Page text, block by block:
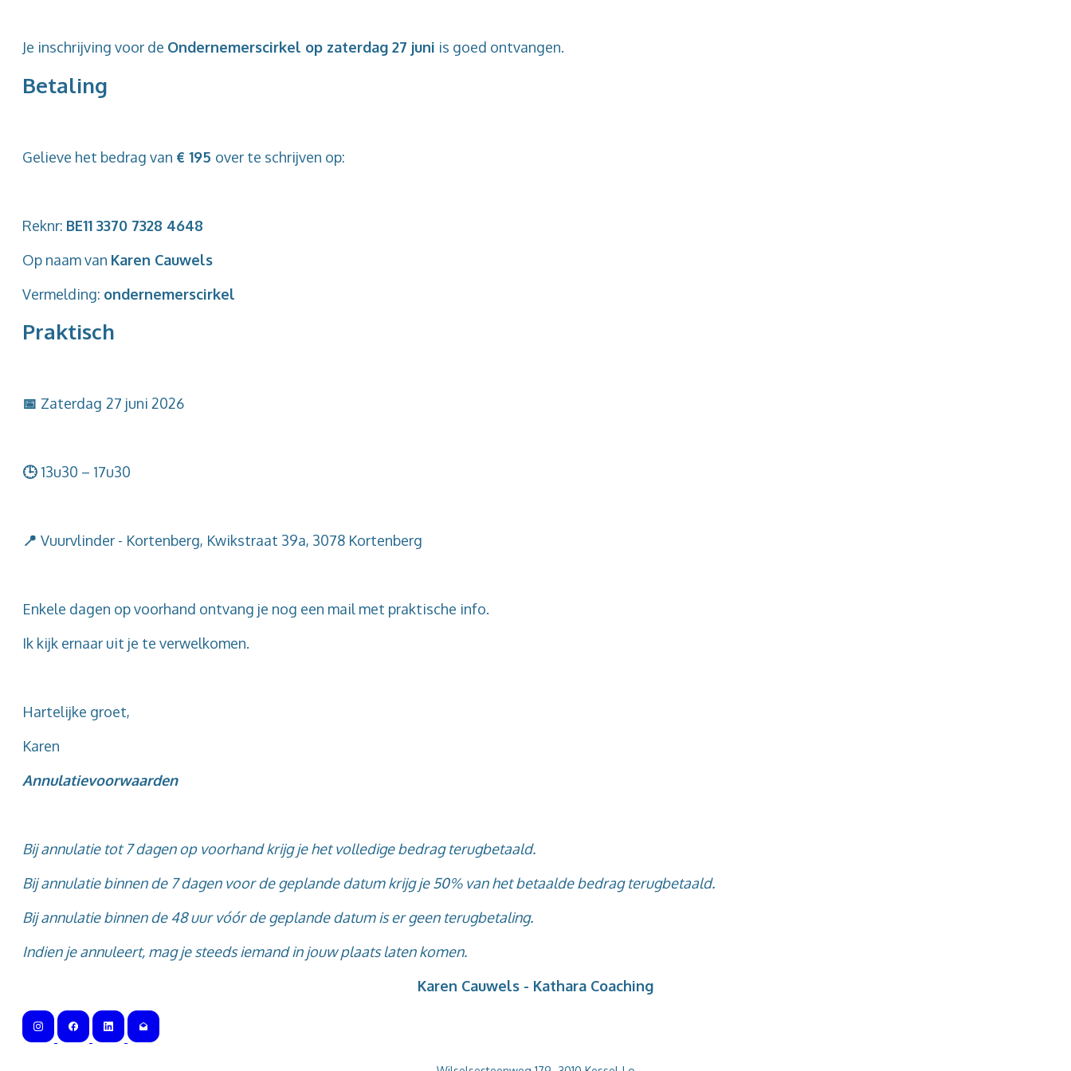
Je inschrijving voor de Ondernemerscirkel op zaterdag 27 juni is goed ontvangen.
Betaling
Gelieve het bedrag van € 195 over te schrijven op:
Reknr: BE11 3370 7328 4648
Op naam van Karen Cauwels
Vermelding: ondernemerscirkel
Praktisch
📅 Zaterdag 27 juni 2026
🕒 13u30 – 17u30
📍 Vuurvlinder - Kortenberg, Kwikstraat 39a, 3078 Kortenberg
Enkele dagen op voorhand ontvang je nog een mail met praktische info.
Ik kijk ernaar uit je te verwelkomen.
Hartelijke groet,
Karen
Annulatievoorwaarden
Bij annulatie tot 7 dagen op voorhand krijg je het volledige bedrag terugbetaald.
Bij annulatie binnen de 7 dagen voor de geplande datum krijg je 50% van het betaalde bedrag terugbetaald.
Bij annulatie binnen de 48 uur vóór de geplande datum is er geen terugbetaling.
Indien je annuleert, mag je steeds iemand in jouw plaats laten komen.
Karen Cauwels - Kathara Coaching